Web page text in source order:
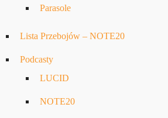
Parasole
Lista Przebojów – NOTE20
Podcasty
LUCID
NOTE20